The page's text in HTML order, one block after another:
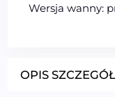
Wersja wanny:
OPIS